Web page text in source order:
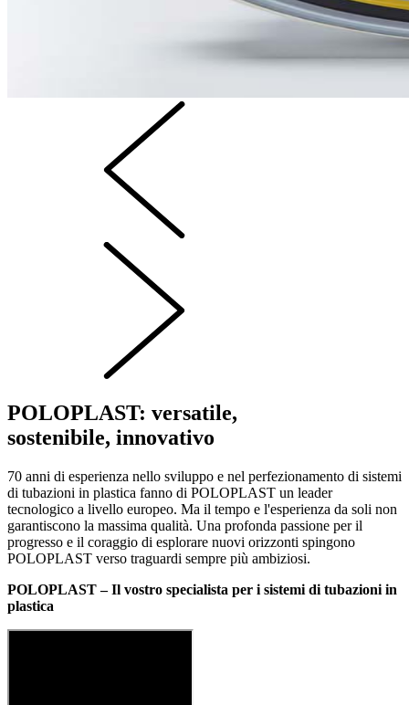
POLOPLAST: versatile,
sostenibile, innovativo
70 anni di esperienza nello sviluppo e nel perfezionamento di sistemi
di tubazioni in plastica fanno di POLOPLAST un leader
tecnologico a livello europeo. Ma il tempo e l'esperienza da soli non
garantiscono la massima qualità. Una profonda passione per il
progresso e il coraggio di esplorare nuovi orizzonti spingono
POLOPLAST verso traguardi sempre più ambiziosi.
POLOPLAST – Il vostro specialista per i sistemi di tubazioni in
plastica